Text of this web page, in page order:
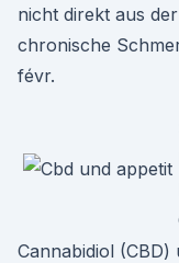
nicht direkt aus
chronische
févr.
Cannabidiol